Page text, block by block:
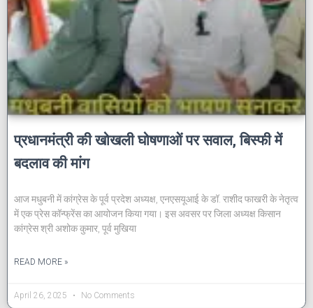
प्रधानमंत्री की खोखली घोषणाओं पर सवाल, बिस्फी में
बदलाव की मांग
आज मधुबनी में कांग्रेस के पूर्व प्रदेश अध्यक्ष, एनएसयूआई के डॉ. राशीद फाखरी के नेतृत्व
में एक प्रेस कॉन्फ्रेंस का आयोजन किया गया। इस अवसर पर जिला अध्यक्ष किसान
कांग्रेस श्री अशोक कुमार, पूर्व मुखिया
READ MORE »
April 26, 2025 No Comments